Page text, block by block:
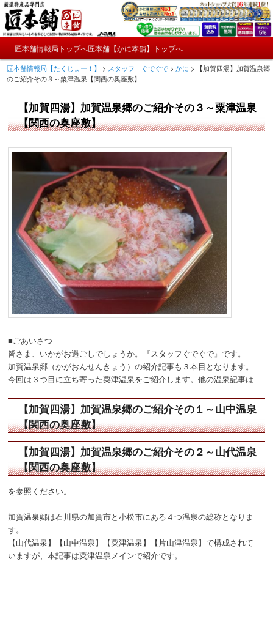
メ
イ
ン
ン
テ
ン
匠本舗情報局【たくじょー！】
かにやおせちについてのおもしろ情報や興味深い記事をお届けします。
ン
メ
メ
イ
ン
コ
ツ
へ
移
動
匠本舗情報局トップへ匠本舗【かに本舗】トップへ
匠本舗情報局【たくじょー！】 > スタッフ ぐでぐで >かに >
【加賀四湯】加賀温泉郷
のご紹介その３～粟津温泉【関西の奥座敷】
【加賀四湯】加賀温泉郷のご紹介その３～粟津温泉
【関西の奥座敷】
■ごあいさつ
皆さま、いかがお過ごしでしょうか。『スタッフぐでぐで』です。
加賀温泉郷（かがおんせんきょう）の紹介記事も３本目となります。
今回は３つ目に立ち寄った粟津温泉をご紹介します。他の温泉記事は
【加賀四湯】加賀温泉郷のご紹介その１～山中温泉
【関西の奥座敷】
【加賀四湯】加賀温泉郷のご紹介その２～山代温泉
【関西の奥座敷】
を参照ください。
加賀温泉郷は石川県の加賀市と小松市にある４つ温泉の総称となりま
す。
【山代温泉】【山中温泉】【粟津温泉】【片山津温泉】で構成されて
いますが、本記事は粟津温泉メインで紹介です。